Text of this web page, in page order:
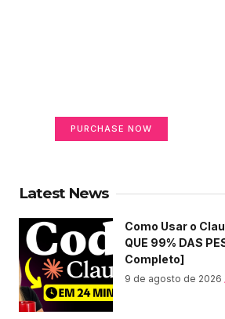
PURCHASE NOW
Latest News
Como Usar o
QUE 99% DAS
Completo]
9 de agosto de 2026